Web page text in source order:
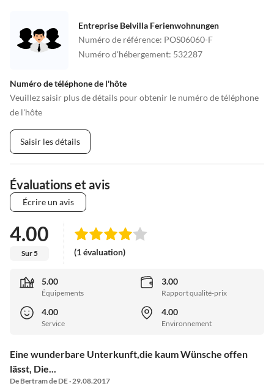
Entreprise Belvilla Ferienwohnungen
Numéro de référence: POS06060-F
Numéro d'hébergement: 532287
Numéro de téléphone de l'hôte
Veuillez saisir plus de détails pour obtenir le numéro de téléphone
de l'hôte
Saisir les détails
Évaluations et avis
Écrire un avis
4.00
Sur 5 (1 évaluation)
5.00
Équipements
3.00
Rapport qualité-prix
4.00
Service
4.00
Environnement
Eine wunderbare Unterkunft,die kaum Wünsche offen
lässt, Die...
De Bertram de DE · 29.08.2017